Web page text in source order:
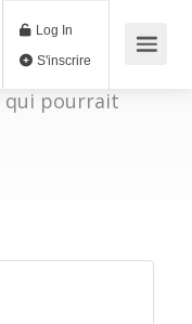
Log In
qui pourrait